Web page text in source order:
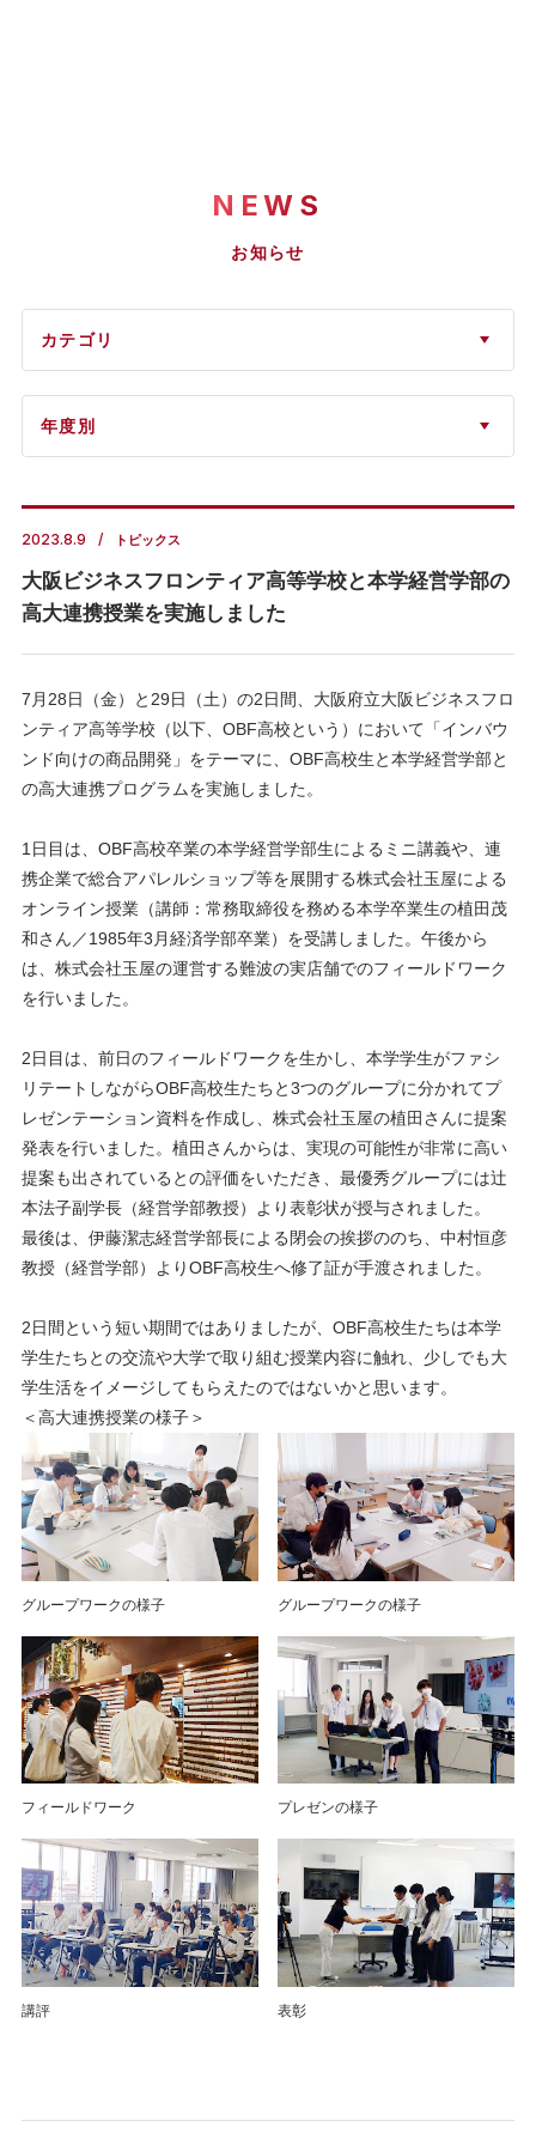
NEWS
お知らせ
2023.8.9 トピックス
大阪ビジネスフロンティア高等学校と本学経営学部の
高大連携授業を実施しました
7月28日（金）と29日（土）の2日間、大阪府立大阪ビジネスフロ
ンティア高等学校（以下、OBF高校という）において「インバウ
ンド向けの商品開発」をテーマに、OBF高校生と本学経営学部と
の高大連携プログラムを実施しました。
1日目は、OBF高校卒業の本学経営学部生によるミニ講義や、連
携企業で総合アパレルショップ等を展開する株式会社玉屋による
オンライン授業（講師：常務取締役を務める本学卒業生の植田茂
和さん／1985年3月経済学部卒業）を受講しました。午後から
は、株式会社玉屋の運営する難波の実店舗でのフィールドワーク
を行いました。
2日目は、前日のフィールドワークを生かし、本学学生がファシ
リテートしながらOBF高校生たちと3つのグループに分かれてプ
レゼンテーション資料を作成し、株式会社玉屋の植田さんに提案
発表を行いました。植田さんからは、実現の可能性が非常に高い
提案も出されているとの評価をいただき、最優秀グループには辻󠄀
本法子副学長（経営学部教授）より表彰状が授与されました。
最後は、伊藤潔志経営学部長による閉会の挨拶ののち、中村恒彦
教授（経営学部）よりOBF高校生へ修了証が手渡されました。
2日間という短い期間ではありましたが、OBF高校生たちは本学
学生たちとの交流や大学で取り組む授業内容に触れ、少しでも大
学生活をイメージしてもらえたのではないかと思います。
＜高大連携授業の様子＞
グループワークの様子 グループワークの様子
フィールドワーク プレゼンの様子
講評 表彰
カテゴリ
年度別